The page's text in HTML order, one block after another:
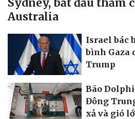
Sydney, bắt đầu thăm
Australia
Israel bác
bình Gaza
Trump
Bão
Đông
xả và gió